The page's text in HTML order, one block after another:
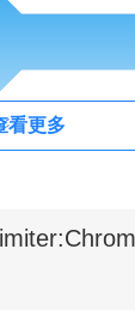
看更多